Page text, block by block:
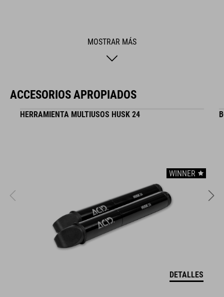
calidad. Detalles inteligentes, una alta funcionalidad e
innovaciones sofisticadas caracterizan nuestros productos. Al
mismo tiempo, el diseño sigue manteniendo unas formas
usable as handlebar bag
main compartment incl. pocket division
front compartment
MOSTRAR MÁS
ACCESORIOS APROPIADOS
HERRAMIENTA MULTIUSOS HUSK 24
WINNER
DETALLES